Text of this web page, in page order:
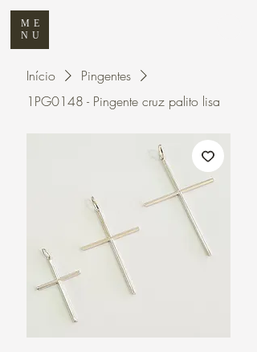
ME
NU
Início
Pingentes
1PG0148 - Pingente cruz palito lisa